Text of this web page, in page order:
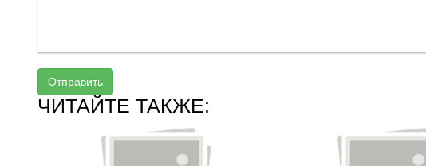
Отправить
ЧИТАЙТЕ ТАКЖЕ: